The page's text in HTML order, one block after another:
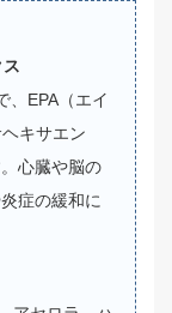
、EPA（エイ
キサエン
心臓や脳の
症の緩和に